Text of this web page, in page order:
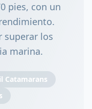
pies, con un
superar los
marina.
Catamarans